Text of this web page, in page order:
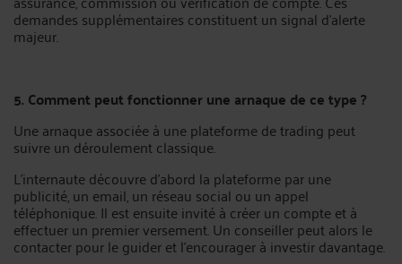
demandes supplémentaires constituent un signal d’alerte
majeur.
5. Comment peut fonctionner une arnaque de ce type ?
Une arnaque associée à une plateforme de trading peut
suivre un déroulement classique.
L’internaute découvre d’abord la plateforme par une
publicité, un email, un réseau social ou un appel
téléphonique. Il est ensuite invité à créer un compte et à
effectuer un premier versement. Un conseiller peut alors le
contacter pour le guider et l’encourager à investir davantage.